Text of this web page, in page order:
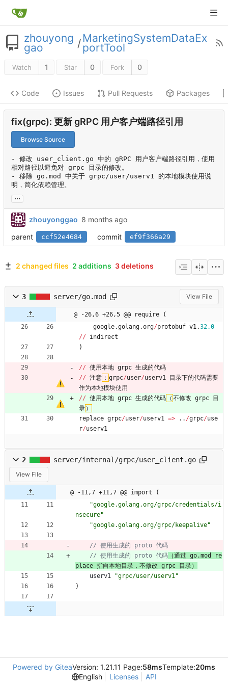
zhouyong
gao /MarketingSystemDataEx
portTool
Watch 1 Star 0 Fork 0
Code Issues Pull Requests Packages
fix(grpc): 更新 gRPC 用户客户端路径引用
Browse Source
- 修改 user_client.go 中的 gRPC 用户客户端路径引用，使用
相对路径以避免对 grpc 目录的修改。
- 移除 go.mod 中关于 grpc/user/userv1 的本地模块使用说
明，简化依赖管理。
...
zhouyonggao
parent
ccf52e4684 commit ef9f366a29
2 changed files 2 additions 3 deletions
3 server/go.mod View File
@ -26,6 +26,5 @@ require (
google.golang.org/protobuf v1.32.0
//
indirect
)
// 使用本地 grpc 生成的代码
// 注意 ： grpc/user/userv1 目 录下的代码需要
作为本地模块使用
// 使用本地 grpc 生成的代码 （ 不修改 grpc
目
录 ）
replace grpc/user/userv1 => .. /grpc/use
r/userv1
2 server/internal/grpc/user_client.go
View File
@ -11,7 +11,7 @@ import (
"google.golang.org/grpc/credentials/i
nsecure"
"google.golang.org/grpc/keepalive"
// 使用生成的 proto 代码
// 使用生成的 proto 代码 （通过 go.mod re
place 指向本地目录，不修改 grpc 目录）
userv1
"grpc/user/userv1"
)
Powered by GiteaVersion: 1.21.11 Page:58msTemplate:20ms
English
Licenses API